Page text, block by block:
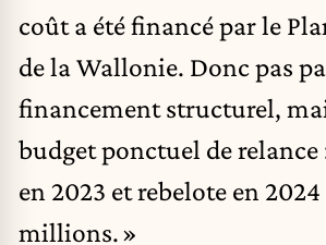
coût a été financé par le
de la Wallonie. Donc pas
financement structurel,
budget ponctuel de
en 2023 et rebelote en
millions. »